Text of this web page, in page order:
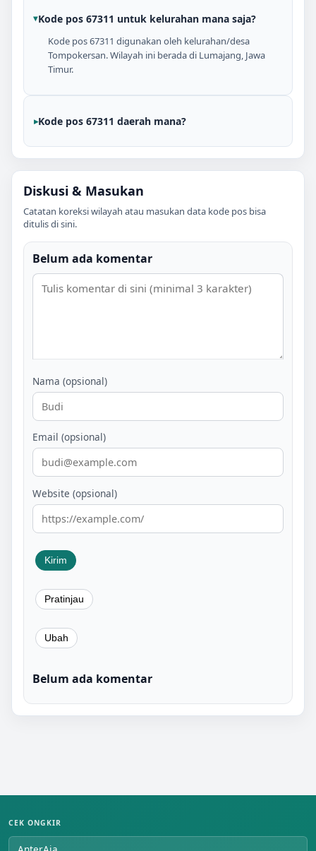
Kode pos 67311 untuk kelurahan mana saja?
Kode pos 67311 digunakan oleh kelurahan/desa
Tompokersan. Wilayah ini berada di Lumajang, Jawa
Timur.
Kode pos 67311 daerah mana?
Diskusi & Masukan
Catatan koreksi wilayah atau masukan data kode pos bisa
ditulis di sini.
Belum ada komentar
Nama (opsional)
Email (opsional)
Website (opsional)
Belum ada komentar
CEK ONGKIR